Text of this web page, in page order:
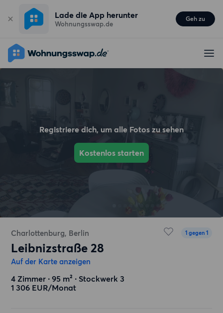
Lade die App herunter
Wohnungsswap.de
Geh zu
Registriere dich, um alle Fotos zu sehen
Kostenlos starten
Charlottenburg, Berlin 1 gegen 1
Leibnizstraße 28
Auf der Karte anzeigen
4 Zimmer ∙ 95 m² ∙ Stockwerk 3
1 306 EUR/Monat